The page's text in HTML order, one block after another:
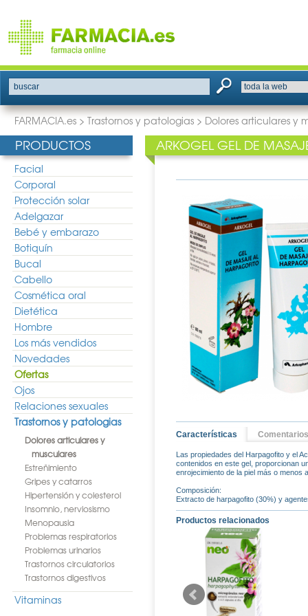
buscar
FARMACIA.es > Trastornos y patologias > Dolores articulares y
PRODUCTOS
Facial
Corporal
Protección solar
Adelgazar
Bebé y embarazo
Botiquín
Bucal
Cabello
Cosmética oral
Dietética
Hombre
Los más vendidos
Novedades
Ofertas
Ojos
Relaciones sexuales
Trastornos y patologias
Dolores articulares y
musculares
Estreñimiento
Gripes y catarros
Hipertensión y colesterol
Insomnio, nerviosismo
Menopausia
Problemas respiratorios
Problemas urinarios
Trastornos circulatorios
Trastornos digestivos
Vitaminas
ARKOGEL GEL DE
Características Comentarios
Las propiedades del Harpagofito y el
contenidos en este gel, proporcionan
enrojecimiento de la piel más o menos
Composición:
Extracto de harpagofito (30%) y
Productos relacionados